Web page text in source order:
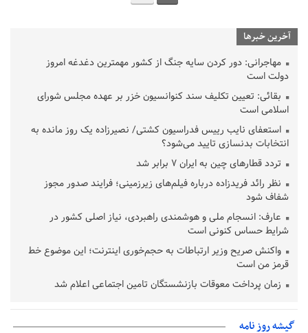
آخرین خبرها
مهاجرانی: دور کردن سایه جنگ از کشور مهمترین دغدغه امروز
دولت است
بقائی: تعیین تکلیف سند کنوانسیون خزر بر عهده مجلس شورای
اسلامی است
استعفای نایب رییس فدراسیون کشتی/ نصیرزاده یک روز مانده به
انتخابات بدنسازی تایید می‌شود؟
تردد قطارهای چین به ایران ۷ برابر شد
نظر رائد فریدزاده درباره فیلم‌های زیرزمینی؛ فرایند صدور مجوز
شفاف شود
عارف: انسجام ملی و هوشمندی راهبردی، نیاز اصلی کشور در
شرایط حساس کنونی است
واکنش صریح وزیر ارتباطات به حجم‌خوری اینترنت؛ این موضوع خط
قرمز من است
زمان پرداخت معوقات بازنشستگان تامین اجتماعی اعلام شد
ارزیابی مجدد ایکوموس
گیشه روز نامه